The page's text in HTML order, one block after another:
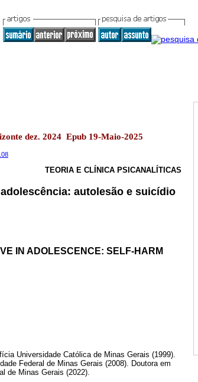
dez. 2024 Epub 19-Maio-2025
TEORIA E CLÍNICA PSICANALÍTICAS
autolesão e suicídio
IN ADOLESCENCE: SELF-HARM
Universidade Católica de Minas Gerais (1999).
Federal de Minas Gerais (2008). Doutora em
de Minas Gerais (2022).